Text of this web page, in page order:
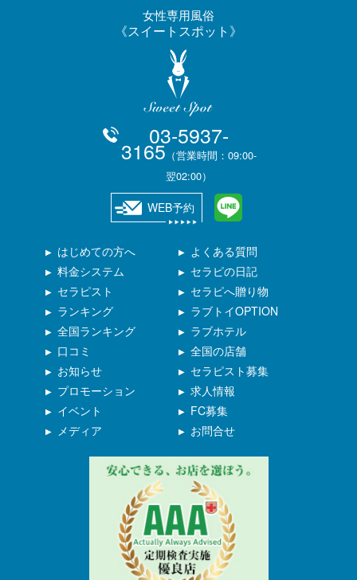
女性専用風俗
スイートスポット
03-5937-
3165 （営業時間：09:00-
翌02:00）
WEB予約
はじめての方へ
プロモーション
ラブホテル
料金システム
イベント
全国の店舗
セラピスト
メディア
セラピスト募集
ランキング
よくある質問
求人情報
全国ランキング
セラピの日記
FC募集
口コミ
セラピへ贈り物
お問合せ
お知らせ
ラブトイOPTION